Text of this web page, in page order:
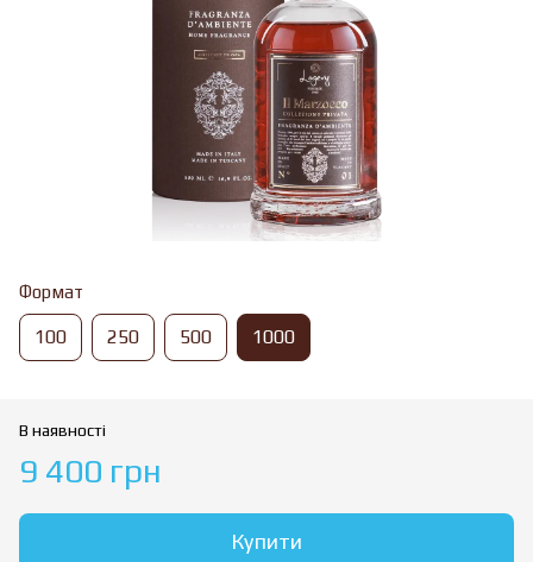
Формат
100 250 500 1000
В наявності
9 400 грн
Купити